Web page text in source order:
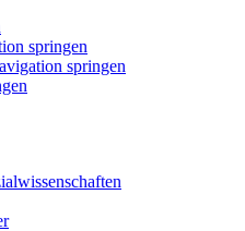
springen
springen